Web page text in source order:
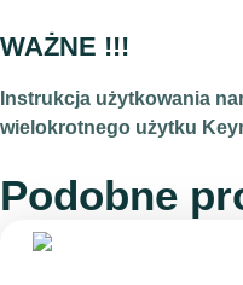
WAŻNE !!!
Instrukcja użytkowania
wielokrotnego użytku
Podobne